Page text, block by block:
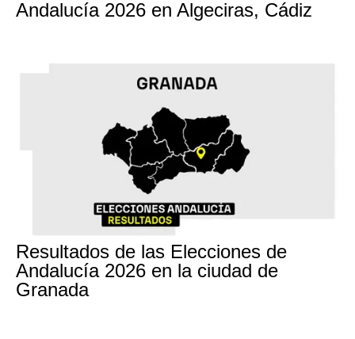
Andalucía 2026 en Algeciras, Cádiz
Resultados de las Elecciones de
Andalucía 2026 en la ciudad de
Granada